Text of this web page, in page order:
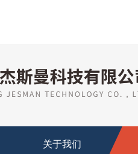
关于我们